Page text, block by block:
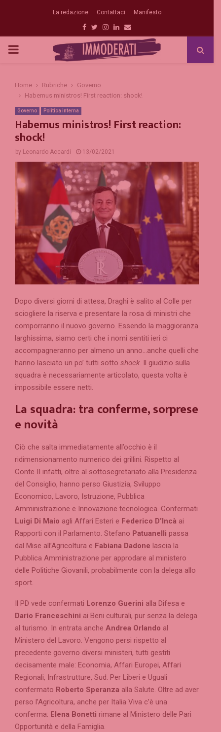
La redazione Contattaci Manifesto
Facebook
Twitter
Instagram
Linkedin
Email
PRIMARY
Home Rubriche
Governo
Habemus ministros! First reaction: shock!
Governo Politica interna
Habemus ministros! First reaction:
shock!
by Leonardo Accardi 13/02/2021
Dopo diversi giorni di attesa, Draghi è salito al Colle per
sciogliere la riserva e presentare la rosa di ministri che
comporranno il nuovo governo. Essendo la maggioranza
larghissima, siamo certi che i nomi sentiti ieri ci
accompagneranno per almeno un anno…anche quelli che
hanno lasciato un po’ tutti sotto shock. Il giudizio sulla
squadra è necessariamente articolato, questa volta è
impossibile essere netti.
La squadra: tra conferme, sorprese
e novità
Ciò che salta immediatamente all’occhio è il
ridimensionamento numerico dei grillini. Rispetto al
Conte II infatti, oltre al sottosegretariato alla Presidenza
del Consiglio, hanno perso Giustizia, Sviluppo
Economico, Lavoro, Istruzione, Pubblica
Amministrazione e Innovazione tecnologica. Confermati
Luigi Di Maio agli Affari Esteri e Federico D’Incà ai
Rapporti con il Parlamento. Stefano Patuanelli passa
dal Mise all’Agricoltura e Fabiana Dadone lascia la
Pubblica Amministrazione per approdare al ministero
delle Politiche Giovanili, probabilmente con la delega allo
sport.
Il PD vede confermati Lorenzo Guerini alla Difesa e
Dario Franceschini ai Beni culturali, pur senza la delega
al turismo. In entrata anche Andrea Orlando al
Ministero del Lavoro. Vengono persi rispetto al
precedente governo diversi ministeri, tutti gestiti
decisamente male: Economia, Affari Europei, Affari
Regionali, Infrastrutture, Sud. Per Liberi e Uguali
confermato Roberto Speranza alla Salute. Oltre ad aver
perso l’Agricoltura, anche per Italia Viva c’è una
conferma: Elena Bonetti rimane al Ministero delle Pari
Opportunità e della Famiglia.